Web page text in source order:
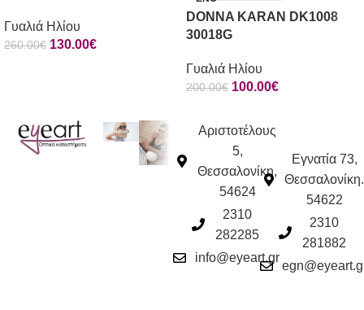
Γυαλιά Ηλίου
260.00€ 130.00€
DONNA KARAN DK1008
30018G
Γυαλιά Ηλίου
200.00€ 100.00€
Αριστοτέλους
5,
Θεσσαλονίκη,
54624
2310
282285
info@eyeart.gr
Εγνατία 73,
Θεσσαλονίκη.
54622
2310
281882